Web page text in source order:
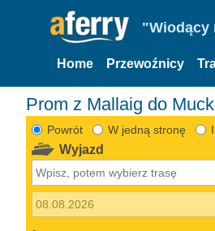
"Wiodący
Home Przewoźnicy
Prom z Mallaig do Muck
Powrót W jedną stronę
Wyjazd